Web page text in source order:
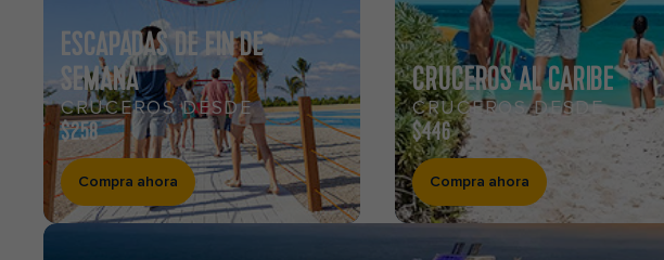
ESCAPADAS DE FIN DE
SEMANA
CRUCEROS DESDE
$258
Compra ahora
CRUCEROS AL CARIBE
CRUCEROS DESDE
$446
Compra ahora